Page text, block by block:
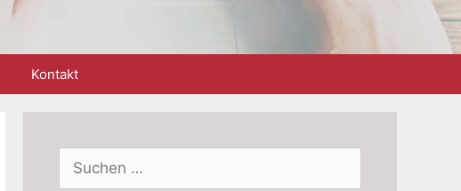
Kontakt
Suchen
nach: